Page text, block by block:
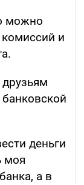
можно
комиссий и
друзьям
деньги
моя
а в